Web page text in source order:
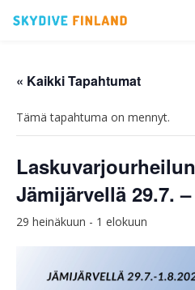
« Kaikki Tapahtumat
Tämä tapahtuma on mennyt.
Jämijärvellä 29.7. –
29 heinäkuun - 1 elokuun